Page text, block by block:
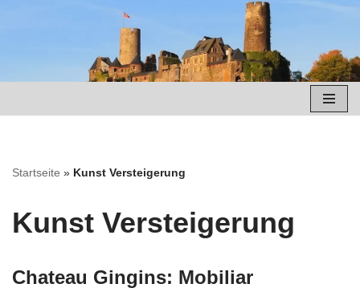
springen
Startseite » Kunst Versteigerung
Kunst Versteigerung
Chateau Gingins: Mobiliar